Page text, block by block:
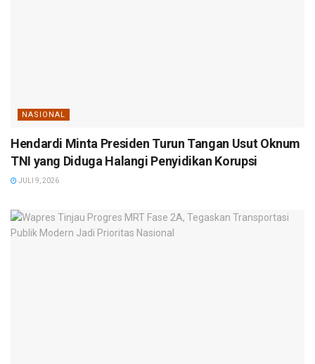
NASIONAL
Hendardi Minta Presiden Turun Tangan Usut Oknum
TNI yang Diduga Halangi Penyidikan Korupsi
JULI 9, 2026